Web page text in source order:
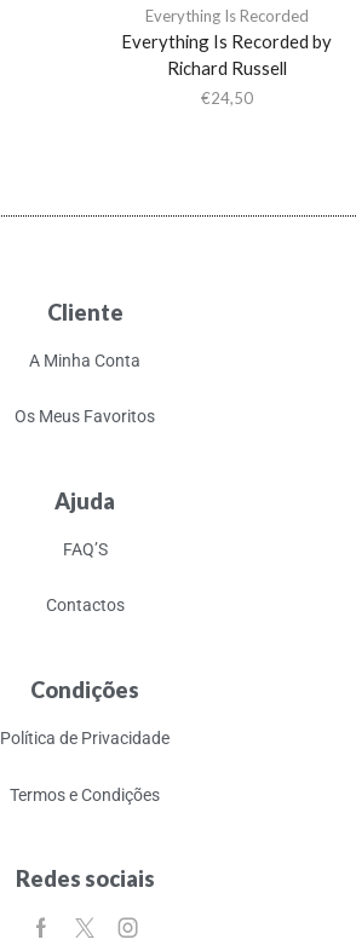
Everything Is Recorded
Everything Is Recorded by
Richard Russell
€24,50
Cliente
A Minha Conta
Os Meus Favoritos
Ajuda
FAQ’S
Contactos
Condições
Política de Privacidade
Termos e Condições
Redes sociais